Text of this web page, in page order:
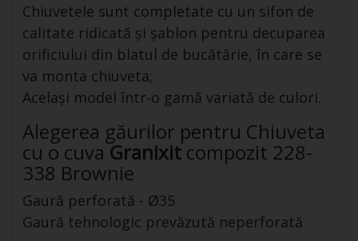
Chiuvetele sunt completate cu un sifon de
calitate ridicată și șablon pentru decuparea
orificiului din blatul de bucătărie, în care se
va monta chiuveta;
Același model într-o gamă variată de culori.
Alegerea găurilor pentru Chiuveta
cu o cuvaGranixitcompozit 228-
338 Brownie
Gaură perforată - Ø35
Gaură tehnologic prevăzută neperforată